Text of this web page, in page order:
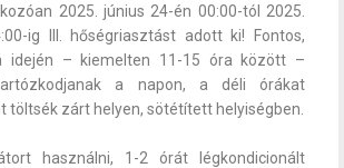
2025. június 24-én 00:00-tól 2025.
ig III. hőségriasztást adott ki! Fontos,
idején – kiemelten 11-15 óra között –
a napon, a déli órákat
töltsék zárt helyen, sötétített helyiségben.
használni, 1-2 órát légkondicionált